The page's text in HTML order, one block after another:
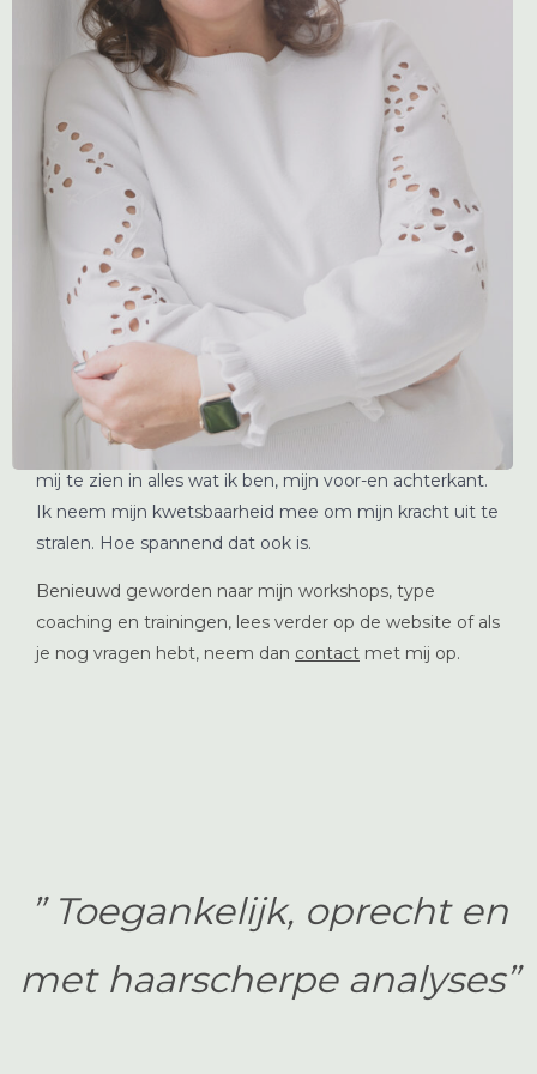
organisaties verder te helpen in hun ontwikkeling. Ik
heb dat met veel plezier en voldoening gedaan tijdens
mijn 20-jarige carrière in een Corporate omgeving. De
overstap naar zelfstandig coach en trainer was logisch
om mijn reis en ontwikkeling door te kunnen geven.
Ik ben een verbinder en zorg graag voor anderen. Mijn
plek in het gezin als enig kind houdt daar ook verband
mee. Ik heb geleerd ook voor mijzelf te mogen zorgen
en dat je pas lief kan hebben met betekenis als je van
jezelf houdt.
Ik schroom niet om de vinger op de zere plek te
leggen, de roze olifant in de kamer te benoemen
zonder daar over te oordelen. Ik vind het belangrijk dat
het ongezegde, gezegd wordt en plek krijgt.
mij te zien in alles wat ik ben, mijn voor-en achterkant.
Ik neem mijn kwetsbaarheid mee om mijn kracht uit te
stralen. Hoe spannend dat ook is.
Benieuwd geworden naar mijn workshops, type
coaching en trainingen, lees verder op de website of als
je nog vragen hebt, neem dan contact met mij op.
” Toegankelijk, oprecht en
met haarscherpe analyses”